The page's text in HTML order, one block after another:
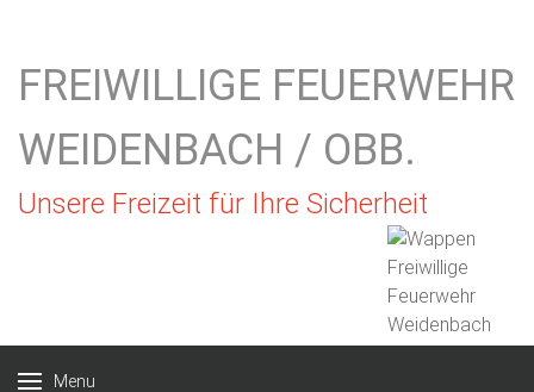
FREIWILLIGE FEUERWEHR
WEIDENBACH / OBB.
Unsere Freizeit für Ihre Sicherheit
Menu